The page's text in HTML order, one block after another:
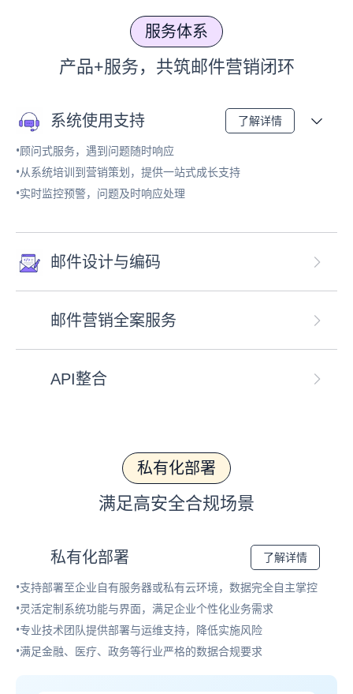
服务体系
产品+服务，共筑邮件营销闭环
系统使用支持 了解详情
•顾问式服务，遇到问题随时响应
•从系统培训到营销策划，提供一站式成长支持
•实时监控预警，问题及时响应处理
邮件设计与编码
邮件营销全案服务
API整合
私有化部署
满足高安全合规场景
私有化部署 了解详情
•支持部署至企业自有服务器或私有云环境，数据完全自主掌控
•灵活定制系统功能与界面，满足企业个性化业务需求
•专业技术团队提供部署与运维支持，降低实施风险
•满足金融、医疗、政务等行业严格的数据合规要求